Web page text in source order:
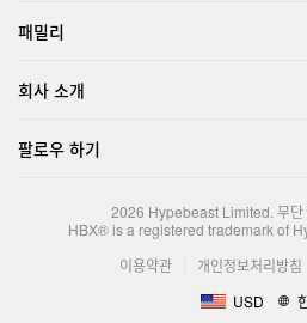
패밀리
회사 소개
팔로우 하기
2026 Hypebeast Limited. 무
HBX® is a registered trademark of
이용약관
개인정보처리방침
USD